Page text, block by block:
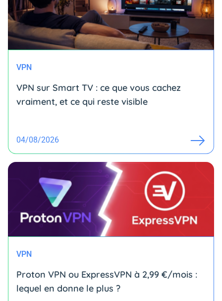
VPN
VPN sur Smart TV : ce que vous cachez
vraiment, et ce qui reste visible
04/08/2026
VPN
Proton VPN ou ExpressVPN à 2,99 €/mois :
lequel en donne le plus ?